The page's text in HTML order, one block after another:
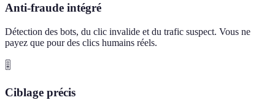
Anti-fraude intégré
Détection des bots, du clic invalide et du trafic suspect. Vous ne
payez que pour des clics humains réels.
🎚️
Ciblage précis